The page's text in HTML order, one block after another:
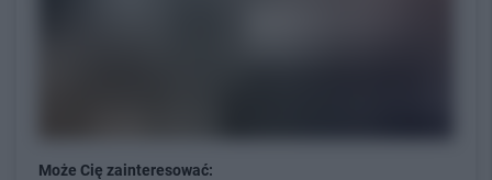
Może Cię zainteresować: